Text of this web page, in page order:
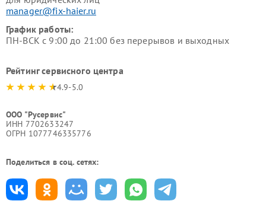
manager@fix-haier.ru
График работы:
ПН-ВСК с 9:00 до 21:00 без перерывов и выходных
Рейтинг сервисного центра
4.9-5.0
ООО "Русервис"
ИНН 7702633247
ОГРН 1077746335776
Поделиться в соц. сетях: